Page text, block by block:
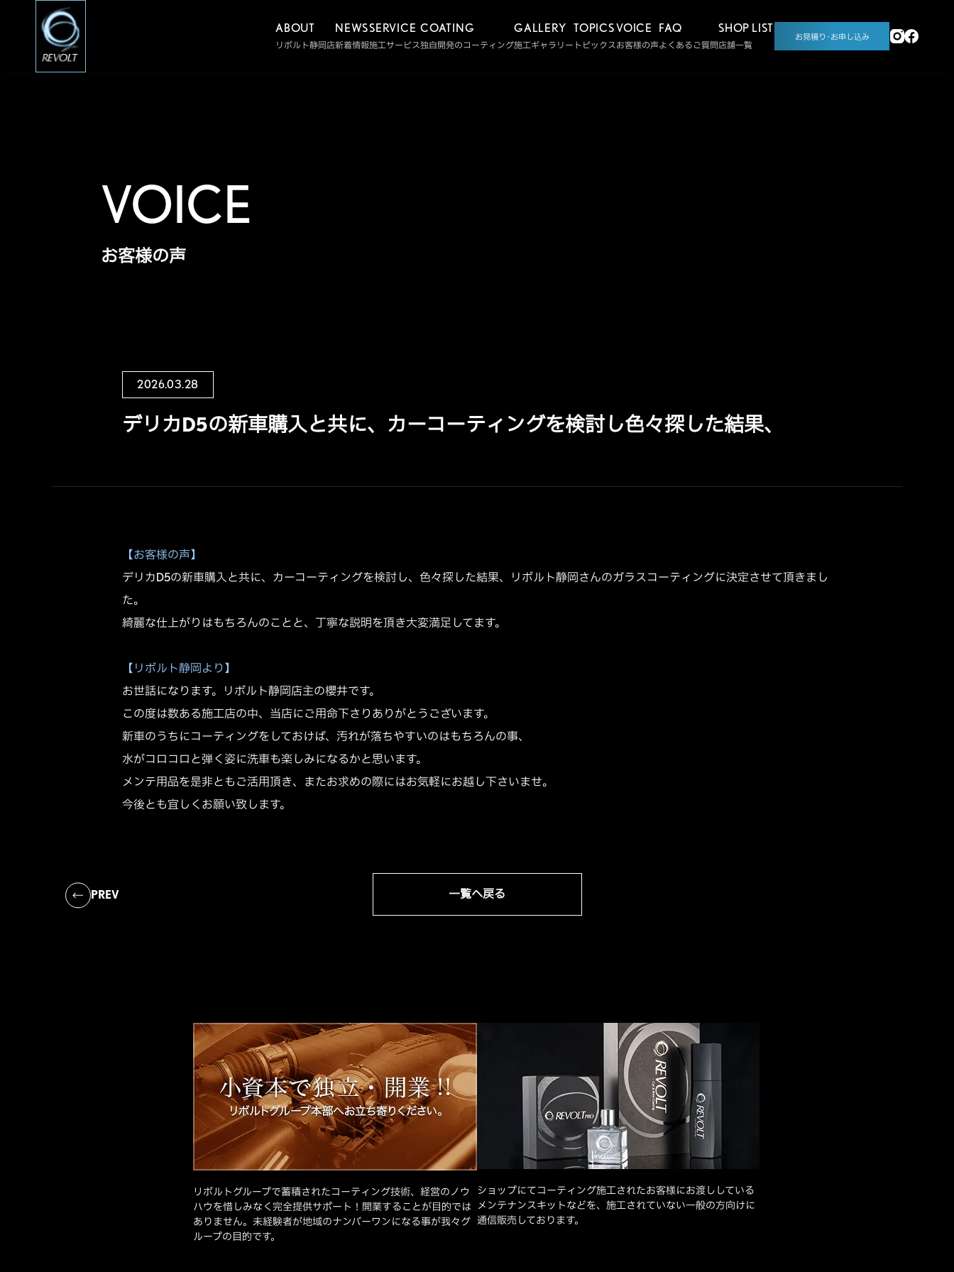
ABOUT
リボルト静岡店
NEWS
新着情報
SERVICE
施工サービス
COATING
独自開発のコーティング
GALLERY
施工ギャラリー
TOPICS
トピックス
VOICE
お客様の声
FAQ
よくあるご質問
SHOP LIST
店舗一覧
お見積り･お申し込み
VOICE
お客様の声
2026.03.28
デリカD5の新車購入と共に、カーコーティングを検討し色々探した結果、
【お客様の声】
デリカD5の新車購入と共に、カーコーティングを検討し、色々探した結果、リボルト静岡さんのガラスコーティングに決定させて頂きまし
た。
綺麗な仕上がりはもちろんのことと、丁寧な説明を頂き大変満足してます。
【リボルト静岡より】
お世話になります。リボルト静岡店主の櫻井です。
この度は数ある施工店の中、当店にご用命下さりありがとうございます。
新車のうちにコーティングをしておけば、汚れが落ちやすいのはもちろんの事、
水がコロコロと弾く姿に洗車も楽しみになるかと思います。
メンテ用品を是非ともご活用頂き、またお求めの際にはお気軽にお越し下さいませ。
今後とも宜しくお願い致します。
PREV 一覧へ戻る
リボルトグループで蓄積されたコーティング技術、経営のノウ
ハウを惜しみなく完全提供サポート！開業することが目的では
ありません。未経験者が地域のナンバーワンになる事が我々グ
ループの目的です。
ショップにてコーティング施工されたお客様にお渡ししている
メンテナンスキットなどを、施工されていない一般の方向けに
通信販売しております。